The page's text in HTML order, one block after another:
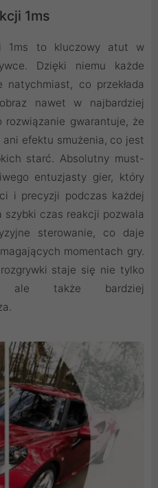
1ms
1ms to kluczowy atut w
Dzięki niemu każde
natychmiast, co przekłada
nawet w najbardziej
rozwiązanie gwarantuje, że
efektu smużenia, co jest
starć. Absolutny must-
entuzjasty gier, który
i precyzji podczas każdej
szybki czas reakcji pozwala
sterowanie, co daje
momentach gry.
staje się nie tylko
ale także bardziej